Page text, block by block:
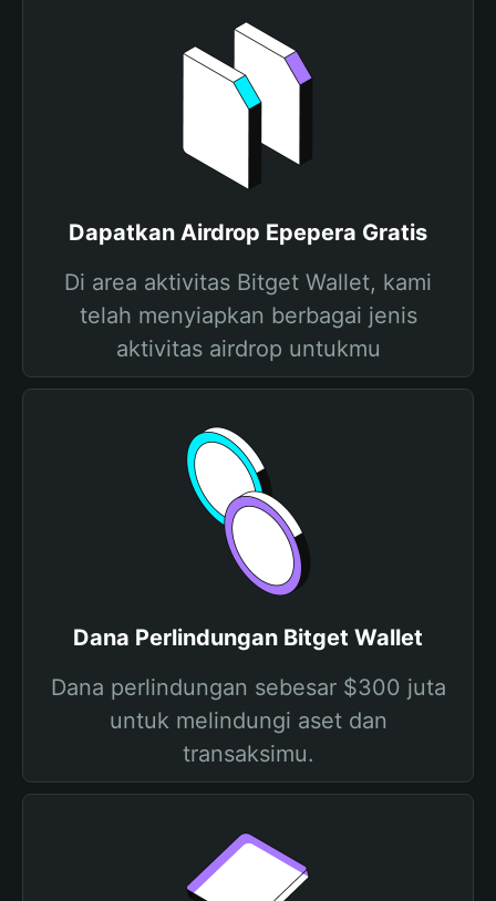
Dapatkan Airdrop Epepera Gratis
Di area aktivitas Bitget Wallet, kami
telah menyiapkan berbagai jenis
aktivitas airdrop untukmu
Dana Perlindungan Bitget Wallet
Dana perlindungan sebesar $300 juta
untuk melindungi aset dan
transaksimu.